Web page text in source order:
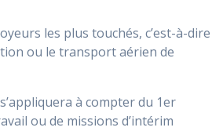
les plus touchés, c’est-à-dire
ou le transport aérien de
à compter du 1er
ou de missions d’intérim